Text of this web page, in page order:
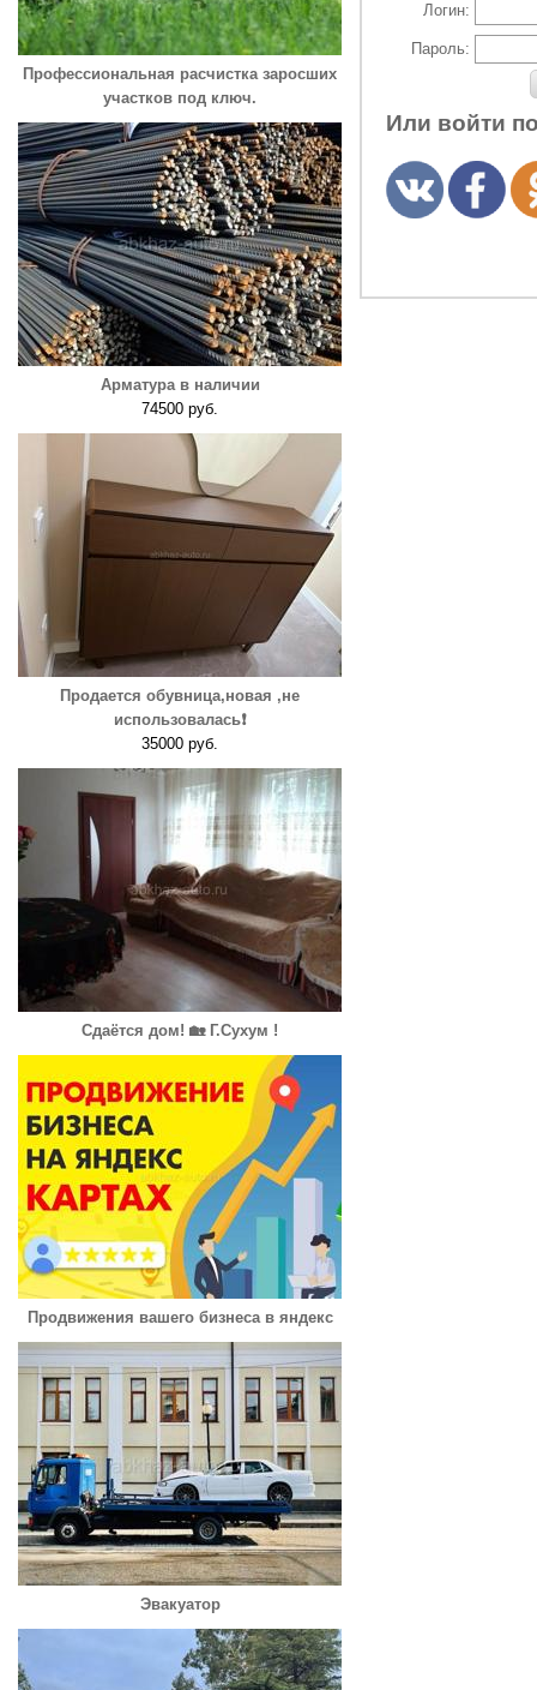
Профессиональная расчистка заросших
участков под ключ.
Арматура в наличии
74500 руб.
Продается обувница,новая ,не
использовалась❗️
35000 руб.
Сдаётся дом! 🏡 Г.Сухум !
Продвижения вашего бизнеса в яндекс
Эвакуатор
Логин:
Пароль:
Или войти